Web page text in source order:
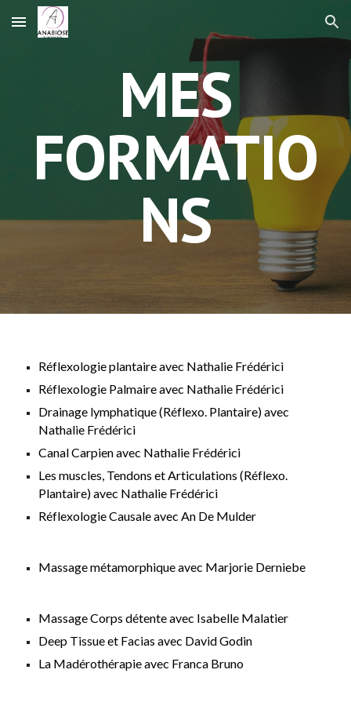
Skip to main content Skip to navigation
MES
FORMATIO
NS
Réflexologie plantaire avec Nathalie Frédérici
Réflexologie Palmaire avec Nathalie Frédérici
Drainage lymphatique (Réflexo. Plantaire) avec
Nathalie Frédérici
Canal Carpien avec Nathalie Frédérici
Les muscles, Tendons et Articulations (Réflexo.
Plantaire) avec Nathalie Frédérici
Réflexologie Causale avec An De Mulder
Massage métamorphique avec Marjorie Derniebe
Massage Corps détente avec Isabelle Malatier
Deep Tissue et Facias avec David Godin
La Madérothérapie avec Franca Bruno